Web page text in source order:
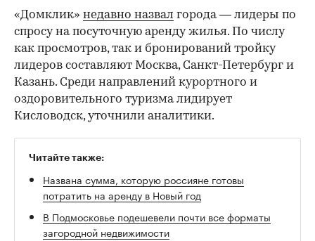
«Домклик» недавно назвал города — лидеры по
спросу на посуточную аренду жилья. По числу
как просмотров, так и бронирований тройку
лидеров составляют Москва, Санкт-Петербург и
Казань. Среди направлений курортного и
оздоровительного туризма лидирует
Кисловодск, уточнили аналитики.
Читайте также:
Названа сумма, которую россияне готовы
потратить на аренду в Новый год
В Подмосковье подешевели почти все форматы
загородной недвижимоcти